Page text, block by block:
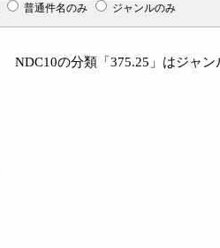
普通件名のみ ジャンルのみ
NDC10の分類「375.25」はジャ